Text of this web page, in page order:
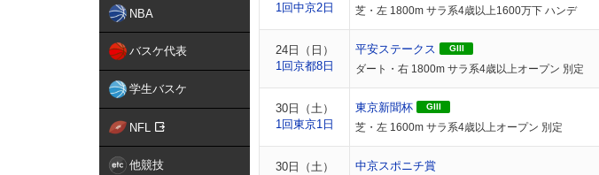
NBA
バスケ代表
学生バスケ
NFL
他競技
1回中京2日
芝・左 1800m サラ系4歳以上1600万下 ハンデ
24日（日）
1回京都8日
平安ステークス GIII
ダート・右 1800m サラ系4歳以上オープン 別定
30日（土）
1回東京1日
東京新聞杯 GIII
芝・左 1600m サラ系4歳以上オープン 別定
30日（土）
中京スポニチ賞